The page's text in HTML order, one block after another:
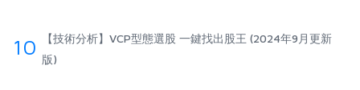
10
【技術分析】VCP型態選股 一鍵找出股王 (2024年9月更新
版)